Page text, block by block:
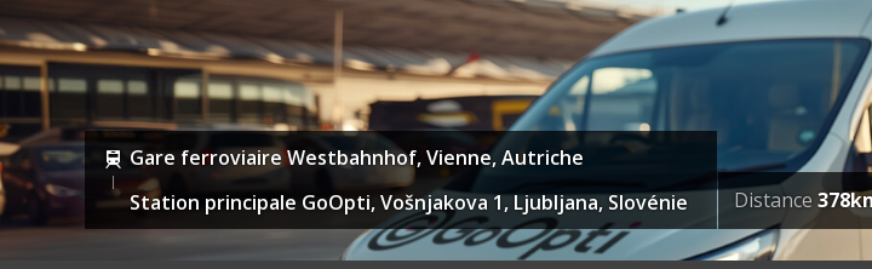
Gare ferroviaire Westbahnhof, Vienne, Autriche
Station principale GoOpti, Vošnjakova 1, Ljubljana, Slovénie
Distance